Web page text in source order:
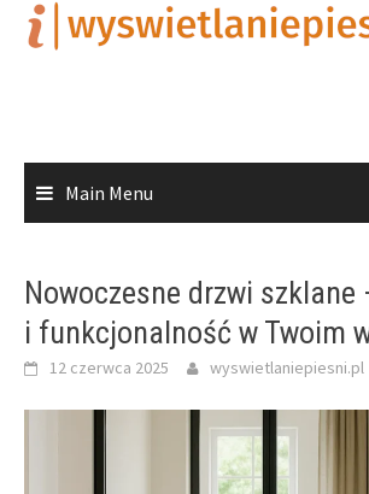
Skip
Main Menu
Nowoczesne drzwi szklane
i funkcjonalność w Twoim
12 czerwca 2025 wyswietlaniepiesni.pl